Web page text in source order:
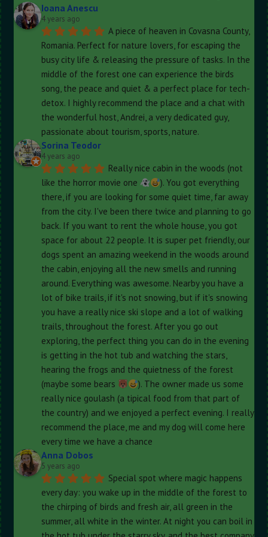
Ioana Anescu
4 years ago
A piece of heaven in Covasna County,
Romania. Perfect for nature lovers, for escaping the
busy city life & releasing the pressure of tasks. In the
middle of the forest one can experience the birds
song, the peace and quiet & a perfect place for tech-
detox. I highly recommend the place and a chat with
the wonderful host, Andrei, a very dedicated guy,
passionate about tourism, sports, nature.
Sorina Teodor
4 years ago
Really nice cabin in the woods (not
like the horror movie one
). You got everything
there, if you are looking for some quiet time, far away
from the city. I've been there twice and planning to go
back. If you want to rent the whole house, you got
space for about 22 people. It is super pet friendly, our
dogs spent an amazing weekend in the woods around
the cabin, enjoying all the new smells and running
around. Everything was awesome. Nearby you have a
lot of bike trails, if it's not snowing, but if it's snowing
you have a really nice ski slope and a lot of walking
trails, throughout the forest. After you go out
exploring, the perfect thing you can do in the evening
is getting in the hot tub and watching the stars,
hearing the frogs and the quietness of the forest
(maybe some bears
). The owner made us some
really nice goulash (a tipical food from that part of
the country) and we enjoyed a perfect evening. I really
recommend the place, me and my dog will come here
every time we have a chance
Anna Dobos
5 years ago
Special spot where magic happens
every day: you wake up in the middle of the forest to
the chirping of birds and fresh air, all green in the
summer, all white in the winter. At night you can boil in